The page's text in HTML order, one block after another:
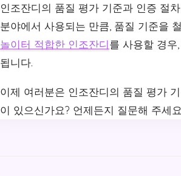
인조잔디의 품질 평가 기준과 인증 절
분야에서 사용되는 만큼, 품질 기준을
놀이터 적합한 인조잔디를 사용할 경
됩니다.
이제 여러분은 인조잔디의 품질 평가
이 있으신가요? 언제든지 질문해 주세